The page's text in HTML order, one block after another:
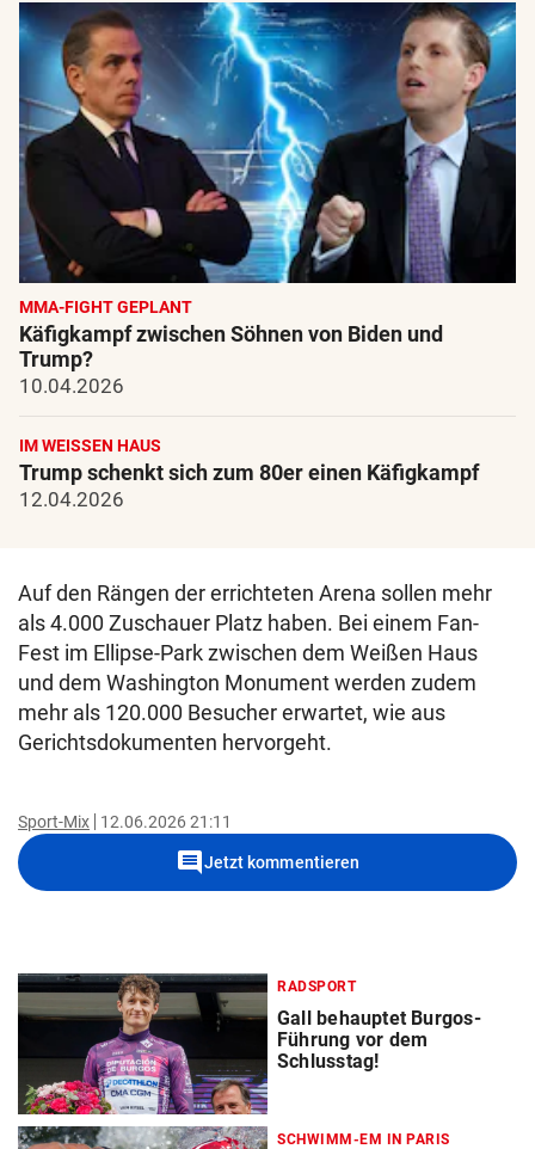
MMA-FIGHT GEPLANT
Käfigkampf zwischen Söhnen von Biden und
Trump?
10.04.2026
IM WEISSEN HAUS
Trump schenkt sich zum 80er einen Käfigkampf
12.04.2026
Auf den Rängen der errichteten Arena sollen mehr
als 4.000 Zuschauer Platz haben. Bei einem Fan-
Fest im Ellipse-Park zwischen dem Weißen Haus
und dem Washington Monument werden zudem
mehr als 120.000 Besucher erwartet, wie aus
Gerichtsdokumenten hervorgeht.
Sport-Mix 12.06.2026 21:11
commentJetzt kommentieren
RADSPORT
Gall behauptet Burgos-
Führung vor dem
Schlusstag!
SCHWIMM-EM IN PARIS